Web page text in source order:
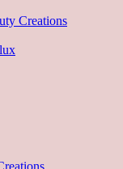
Creations